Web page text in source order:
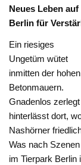
Neues Leben
Berlin für
Ein riesiges
Ungetüm wütet
inmitten der hohen
Betonmauern.
Gnadenlos
hinterlässt dort,
Nashörner
Was nach
im Tierpark Berlin